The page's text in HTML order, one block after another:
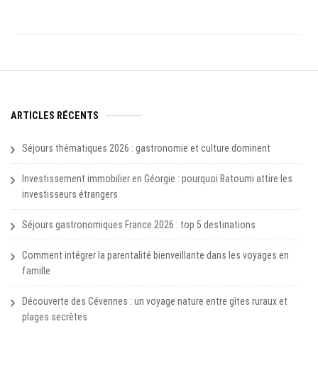
ARTICLES RÉCENTS
Séjours thématiques 2026 : gastronomie et culture dominent
Investissement immobilier en Géorgie : pourquoi Batoumi attire les
investisseurs étrangers
Séjours gastronomiques France 2026 : top 5 destinations
Comment intégrer la parentalité bienveillante dans les voyages en
famille
Découverte des Cévennes : un voyage nature entre gîtes ruraux et
plages secrètes